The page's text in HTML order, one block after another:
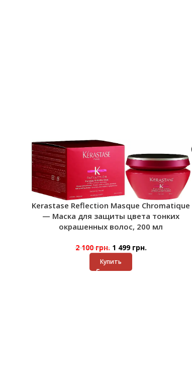
Kerastase Reflection Masque Chromatique
— Маска для защиты цвета тонких
окрашенных волос, 200 мл
2 100грн. 1 499 грн.
Купить